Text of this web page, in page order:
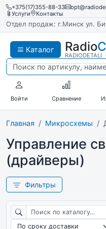
+375(17)355-88-33
Услуги
Контакты
Отдел продаж: г.Минск ул.
Каталог Radio
RADIODETALI
Войти Сравнение
Главная Микросхемы
Управление
(драйверы)
Фильтры
Поиск по каталогу
Сортировка